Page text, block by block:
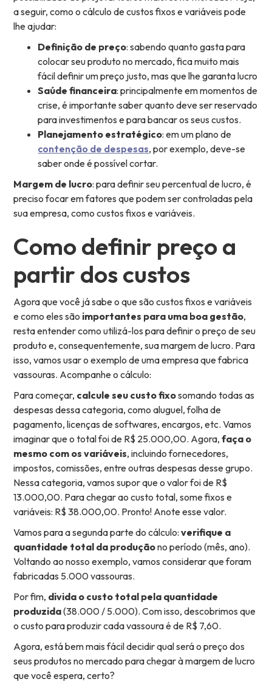
a seguir, como o cálculo de custos fixos e variáveis pode
lhe ajudar:
Definição de preço: sabendo quanto gasta para
colocar seu produto no mercado, fica muito mais
fácil definir um preço justo, mas que lhe garanta lucro
Saúde financeira: principalmente em momentos de
crise, é importante saber quanto deve ser reservado
para investimentos e para bancar os seus custos.
Planejamento estratégico: em um plano de
contenção de despesas, por exemplo, deve-se
saber onde é possível cortar.
Margem de lucro: para definir seu percentual de lucro, é
preciso focar em fatores que podem ser controladas pela
sua empresa, como custos fixos e variáveis.
Como definir preço a
partir dos custos
Agora que você já sabe o que são custos fixos e variáveis
e como eles são importantes para uma boa gestão,
resta entender como utilizá-los para definir o preço de seu
produto e, consequentemente, sua margem de lucro. Para
isso, vamos usar o exemplo de uma empresa que fabrica
vassouras. Acompanhe o cálculo:
Para começar, calcule seu custo fixosomando todas as
despesas dessa categoria, como aluguel, folha de
pagamento, licenças de softwares, encargos, etc. Vamos
imaginar que o total foi de R$ 25.000,00. Agora,faça o
mesmo com os variáveis, incluindo fornecedores,
impostos, comissões, entre outras despesas desse grupo.
Nessa categoria, vamos supor que o valor foi de R$
13.000,00. Para chegar ao custo total, some fixos e
variáveis: R$ 38.000,00. Pronto! Anote esse valor.
Vamos para a segunda parte do cálculo:verifique a
quantidade total da produçãono período (mês, ano).
Voltando ao nosso exemplo, vamos considerar que foram
fabricadas 5.000 vassouras.
Por fim, divida o custo total pela quantidade
produzida(38.000 / 5.000). Com isso, descobrimos que
o custo para produzir cada vassoura é de R$ 7,60.
Agora, está bem mais fácil decidir qual será o preço dos
seus produtos no mercado para chegar à margem de lucro
que você espera, certo?